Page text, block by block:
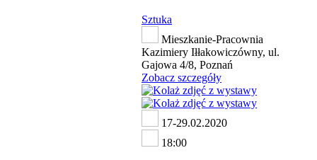
Sztuka
Mieszkanie-Pracownia
Kazimiery Iłłakowiczówny, ul.
Gajowa 4/8, Poznań
Zobacz szczegóły
17-29.02.2020
18:00